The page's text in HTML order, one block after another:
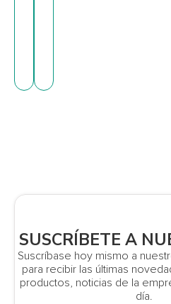
SUSCRÍBETE A
Suscríbase hoy mismo a
para recibir las últimas
productos, noticias de la
día.